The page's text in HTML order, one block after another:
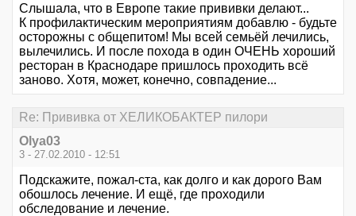
Слышала, что в Европе такие прививки делают...
К профилактическим мероприятиям добавлю - будьте
осторожны с общепитом! Мы всей семьёй лечились,
вылечились. И после похода в один ОЧЕНЬ хороший
ресторан в Краснодаре пришлось проходить всё
заново. Хотя, может, конечно, совпадение...
Re: Прививка от ХЕЛИКОБАКТЕР пилори
Olya03
3 - 27.02.2010 - 12:51
Подскажите, пожал-ста, как долго и как дорого Вам
обошлось лечение. И ещё, где проходили
обследование и лечение.